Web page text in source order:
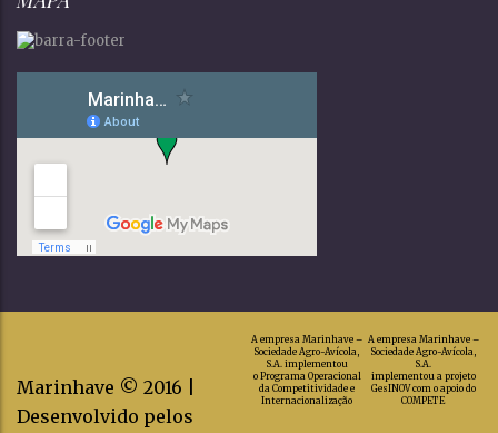
Marinhave © 2016 |
Desenvolvido pelos
A empresa Marinhave –
Sociedade Agro-Avícola,
S.A.
implementou a projeto
GesINOV com o apoio do
COMPETE
A empresa Marinhave –
Sociedade Agro-Avícola,
S.A. implementou
o Programa Operacional
da Competitividade e
Internacionalização